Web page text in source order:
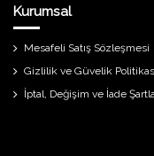
Kurumsal
Mesafeli Satış Sözleşmesi
Gizlilik ve Güvelik
İptal, Değişim ve İade